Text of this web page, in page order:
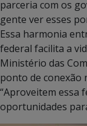
parceria com os
gente ver esses
Essa harmonia
federal facilita a
Ministério das
ponto de conexão
“Aproveitem essa
oportunidades